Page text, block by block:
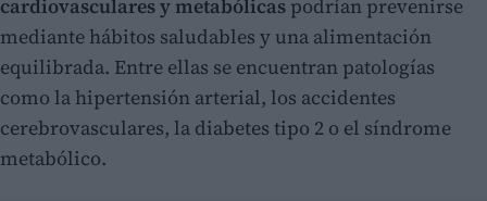
cardiovasculares y metabólicas podrían prevenirse
mediante hábitos saludables y una alimentación
equilibrada. Entre ellas se encuentran patologías
como la hipertensión arterial, los accidentes
cerebrovasculares, la diabetes tipo 2 o el síndrome
metabólico.